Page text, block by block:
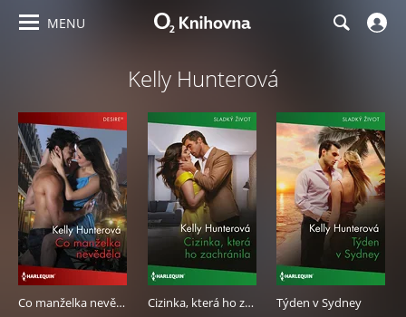
MENU
Kelly Hunterová
Co manželka nevěděla Cizinka, která ho zachránila Týden v Sydney